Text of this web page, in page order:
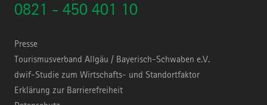
0821 - 450 401 10
Presse
Tourismusverband Allgäu / Bayerisch-Schwaben e.V.
dwif-Studie zum Wirtschafts- und Standortfaktor
Erklärung zur Barrierefreiheit